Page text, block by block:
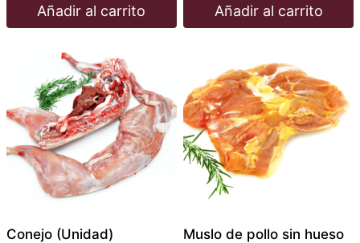
Añadir al carrito Añadir al carrito
Conejo (Unidad)
Muslo de pollo sin hueso